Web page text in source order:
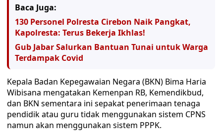
Baca Juga:
130 Personel Polresta Cirebon Naik Pangkat,
Kapolresta: Terus Bekerja Ikhlas!
Gub Jabar Salurkan Bantuan Tunai untuk Warga
Terdampak Covid
Kepala Badan Kepegawaian Negara (BKN) Bima Haria
Wibisana mengatakan Kemenpan RB, Kemendikbud,
dan BKN sementara ini sepakat penerimaan tenaga
pendidik atau guru tidak menggunakan sistem CPNS
namun akan menggunakan sistem PPPK.